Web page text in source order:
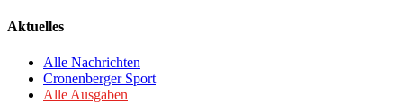
Aktuelles
Alle Nachrichten
Cronenberger Sport
Alle Ausgaben